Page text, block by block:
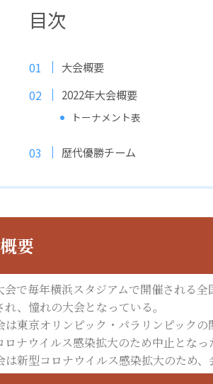
目次
大会概要
2022年大会概要
トーナメント表
歴代優勝チーム
要
会で毎年横浜スタジアムで開催される
、憧れの大会となっている。
は東京オリンピック・パラリンピック
ロナウイルス感染拡大のため中止となっ
は新型コロナウイルス感染拡大のため